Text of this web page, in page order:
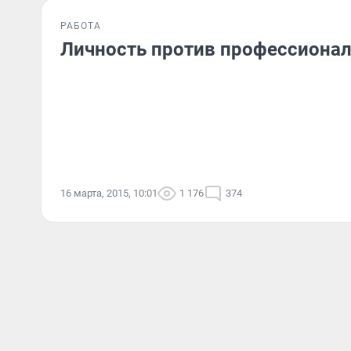
РАБОТА
Личность против
16 марта, 2015, 10:01 1 176 374